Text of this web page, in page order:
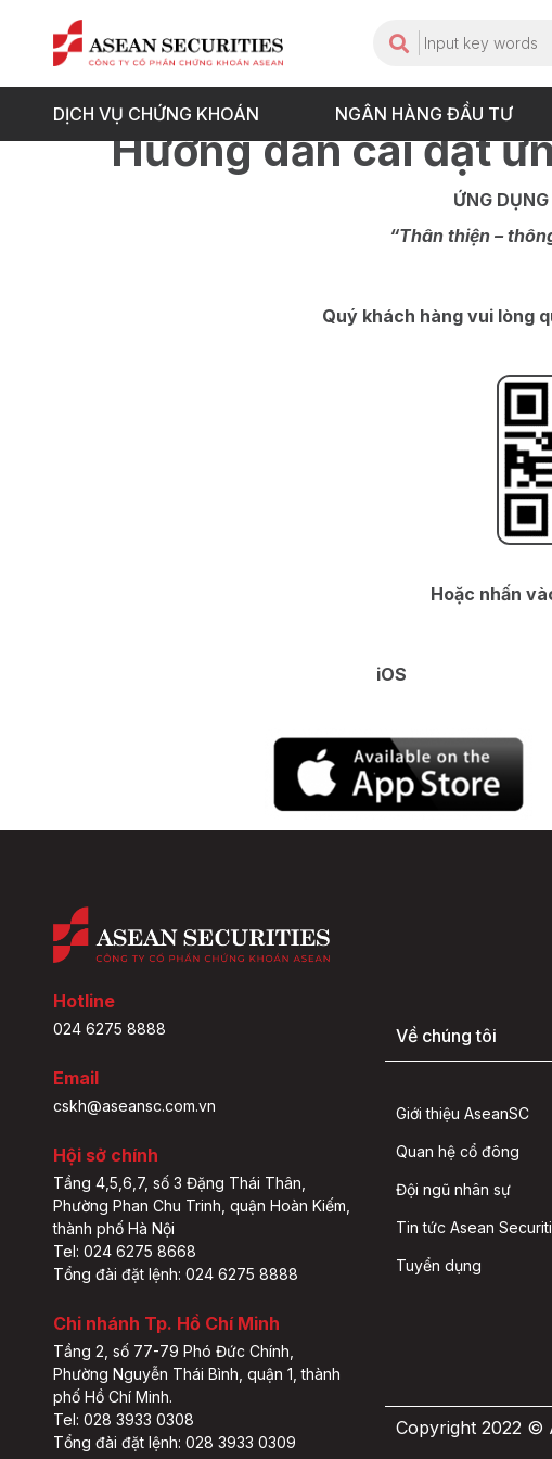
DỊCH VỤ CHỨNG KHOÁN NGÂN HÀNG ĐẦU TƯ
Hướng dẫn cài đặt
ỨNG
“Thân thiện –
Quý khách hàng vui lòng
Hoặc nhấn
iOS
Hotline
024 6275 8888
Email
cskh@aseansc.com.vn
Hội sở chính
Tầng 4,5,6,7, số 3 Đặng Thái Thân,
Phường Phan Chu Trinh, quận Hoàn Kiếm,
thành phố Hà Nội
Tel: 024 6275 8668
Tổng đài đặt lệnh: 024 6275 8888
Chi nhánh Tp. Hồ Chí Minh
Tầng 2, số 77-79 Phó Đức Chính,
Phường Nguyễn Thái Bình, quận 1, thành
phố Hồ Chí Minh.
Tel: 028 3933 0308
Tổng đài đặt lệnh: 028 3933 0309
Về chúng tôi
Giới thiệu AseanSC
Quan hệ cổ đông
Đội ngũ nhân sự
Tin tức Asean
Tuyển dụng
Copyright 2022 ©